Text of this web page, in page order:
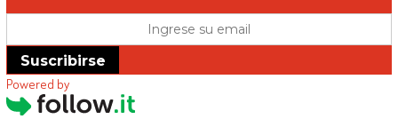
Suscribirse
Powered by